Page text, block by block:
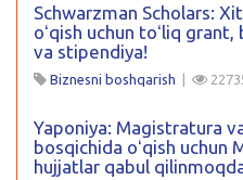
Schwarzman Scholars:
oʻqish uchun toʻliq
va stipendiya!
Biznesni boshqarish |
Yaponiya: Magistratura
bosqichida oʻqish uchun
hujjatlar qabul